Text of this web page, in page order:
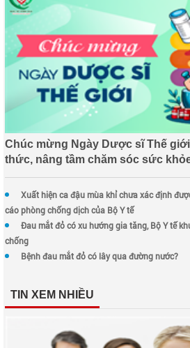
Chúc mừng Ngày Dược sĩ Thế giới
thức, nâng tầm chăm sóc sức
Xuất hiện ca đậu mùa khỉ chưa xác định
cáo phòng chống dịch của Bộ Y tế
Đau mắt đỏ có xu hướng gia tăng, Bộ Y tế
chống
Bệnh đau mắt đỏ có lây qua đường nước?
TIN XEM NHIỀU